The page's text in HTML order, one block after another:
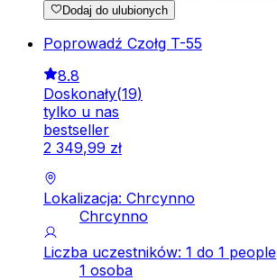
Dodaj do ulubionych
Poprowadź Czołg T-55
8.8
Doskonały(19)
tylko u nas
bestseller
2 349,99 zł
Lokalizacja: Chrcynno
Chrcynno
Liczba uczestników: 1 do 1 people
1 osoba